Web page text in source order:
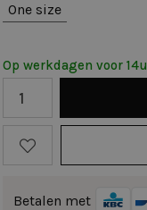
One size
Op werkdagen voor
Betalen met